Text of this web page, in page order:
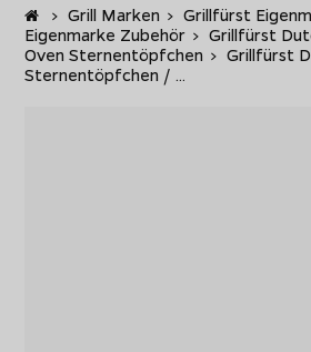
Startseite
> Grill Marken > Grillfürst
Eigenmarke Zubehör > Grillfürst
Oven Sternentöpfchen > Grillfürst
Sternentöpfchen / ...